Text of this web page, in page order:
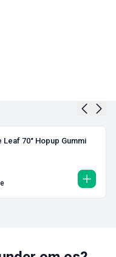
70° Hopup Gummi